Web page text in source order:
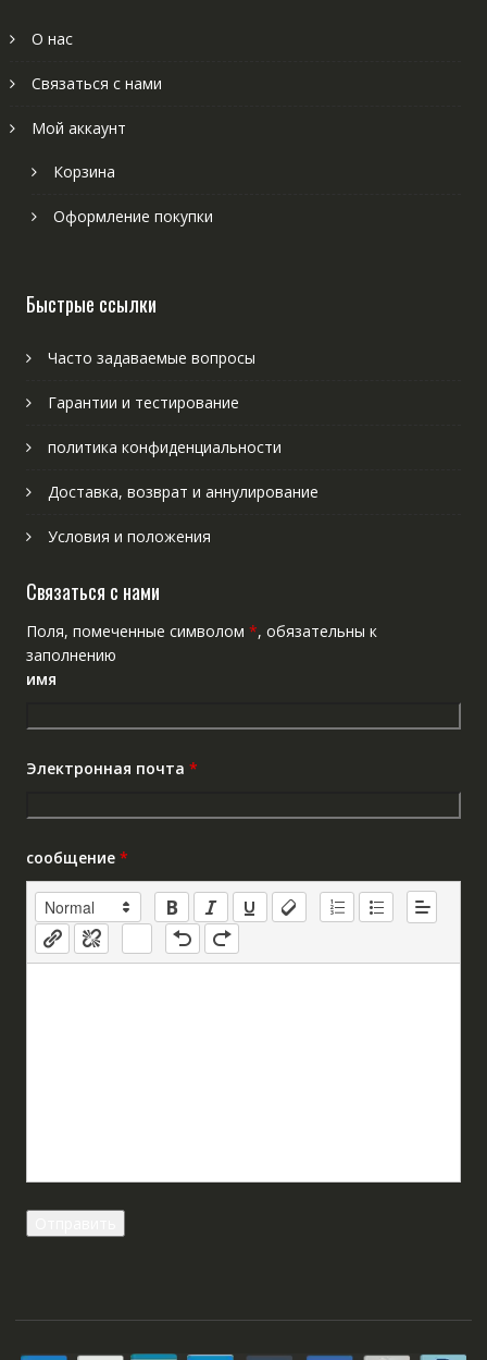
О нас
Связаться с нами
Мой аккаунт
Корзина
Оформление покупки
Быстрые ссылки
Часто задаваемые вопросы
Гарантии и тестирование
политика конфиденциальности
Доставка, возврат и аннулирование
Условия и положения
Связаться с нами
Поля, помеченные символом *, обязательны к
заполнению
имя
Электронная почта *
сообщение *